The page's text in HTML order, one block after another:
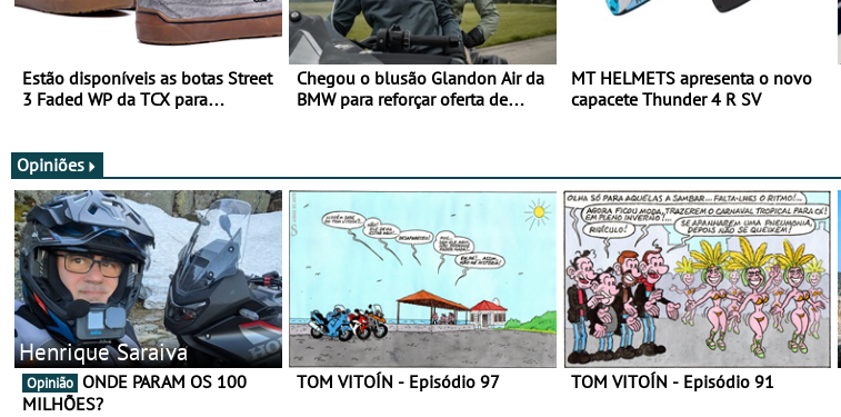
Estão disponíveis as botas Street
3 Faded WP da TCX para
Chegou o blusão Glandon Air da
BMW para reforçar oferta de
MT HELMETS apresenta o novo
capacete Thunder 4 R SV
Opiniões
Henrique Saraiva
Opinião
MILHÕES?
TOM VITOÍN - Episódio 97 TOM VITOÍN - Episódio 91